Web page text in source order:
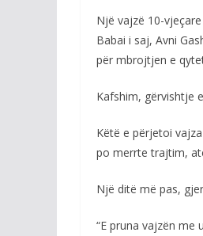
Një vajzë 10-
Babai i saj, Avni
për mbrojtjen e
Kafshim, gërvishtje
Këtë e përjetoi
po merrte trajtim,
Një ditë më pas,
“E pruna vajzën me